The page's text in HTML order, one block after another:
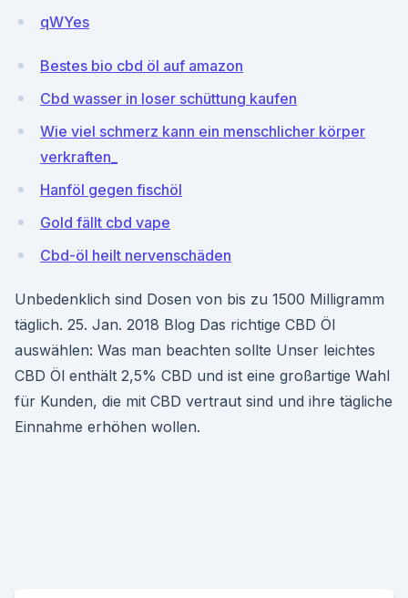
qWYes
Bestes bio cbd öl auf amazon
Cbd wasser in loser schüttung kaufen
Wie viel schmerz kann ein menschlicher körper
verkraften_
Hanföl gegen fischöl
Gold fällt cbd vape
Cbd-öl heilt nervenschäden
Unbedenklich sind Dosen von bis zu 1500 Milligramm
täglich. 25. Jan. 2018 Blog Das richtige CBD Öl
auswählen: Was man beachten sollte Unser leichtes
CBD Öl enthält 2,5% CBD und ist eine großartige Wahl
für Kunden, die mit CBD vertraut sind und ihre tägliche
Einnahme erhöhen wollen.